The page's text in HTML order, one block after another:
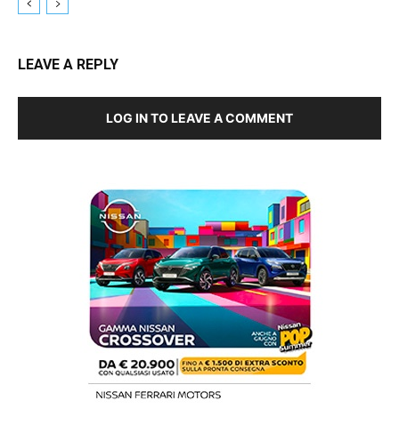
LEAVE A REPLY
LOG IN TO LEAVE A COMMENT